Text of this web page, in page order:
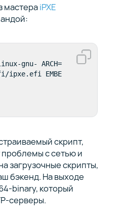
мастераiPXE
gnu- ARCH=
ipxe.efi EMBE
скрипт,
с сетью и
загрузочные скрипты,
бэкенд. На выходе
binary, который
серверы.